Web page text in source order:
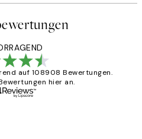
auf 108908 Bewertungen.
hier an.